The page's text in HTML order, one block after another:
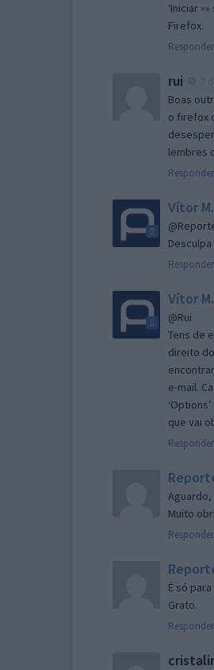
‘Iniciar
Firefox.
Responder
rui
Boas
o firefox
lembres
Responder
Vítor M.
Responder
Vítor M.
@Rui
Tens de
direito
e-mail.
que vai
Responder
Aguardo,
Muito
Responder
É só
Grato.
Responder